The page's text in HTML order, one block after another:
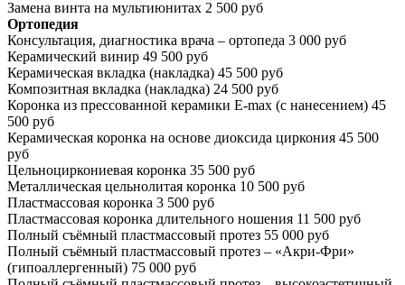
Замена винта на мультиюнитах 2 500 руб
Ортопедия
Консультация, диагностика врача – ортопеда 3 000 руб
Керамический винир 49 500 руб
Керамическая вкладка (накладка) 45 500 руб
Композитная вкладка (накладка) 24 500 руб
Коронка из прессованной керамики E-max (с нанесением) 45
500 руб
Керамическая коронка на основе диоксида циркония 45 500
руб
Цельноциркониевая коронка 35 500 руб
Металлическая цельнолитая коронка 10 500 руб
Пластмассовая коронка 3 500 руб
Пластмассовая коронка длительного ношения 11 500 руб
Полный съёмный пластмассовый протез 55 000 руб
Полный съёмный пластмассовый протез – «Акри-Фри»
(гипоаллергенный) 75 000 руб